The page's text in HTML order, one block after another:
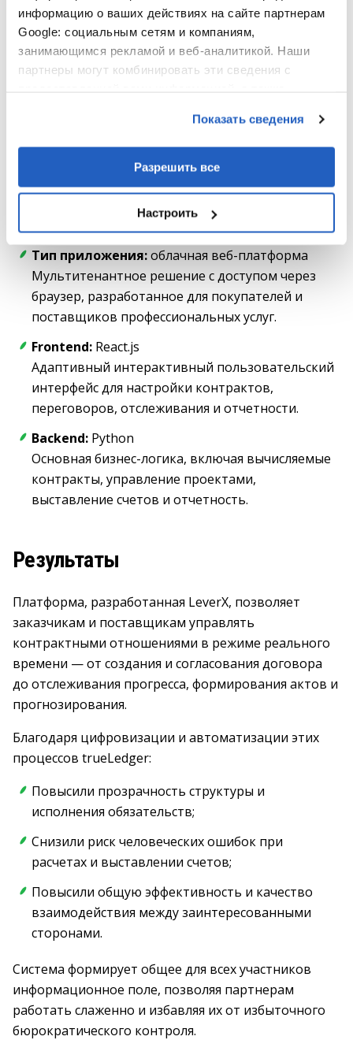
информацию о ваших действиях на сайте партнерам
Google: социальным сетям и компаниям,
занимающимся рекламой и веб-аналитикой. Наши
партнеры могут комбинировать эти сведения с
Показать сведения
Разрешить все
Настроить
Технологический стек
Тип приложения:облачная веб-платформа
Мультитенантное решение с доступом через
браузер, разработанное для покупателей и
поставщиков профессиональных услуг.
Frontend: React.js
Адаптивный интерактивный пользовательский
интерфейс для настройки контрактов,
переговоров, отслеживания и отчетности.
Backend: Python
Основная бизнес-логика, включая вычисляемые
контракты, управление проектами,
выставление счетов и отчетность.
Результаты
Платформа, разработанная LeverX, позволяет
заказчикам и поставщикам управлять
контрактными отношениями в режиме реального
времени — от создания и согласования договора
до отслеживания прогресса, формирования актов и
прогнозирования.
Благодаря цифровизации и автоматизации этих
процессов trueLedger:
Повысили прозрачность структуры и
исполнения обязательств;
Снизили риск человеческих ошибок при
расчетах и выставлении счетов;
Повысили общую эффективность и качество
взаимодействия между заинтересованными
сторонами.
Система формирует общее для всех участников
информационное поле, позволяя партнерам
работать слаженно и избавляя их от избыточного
бюрократического контроля.